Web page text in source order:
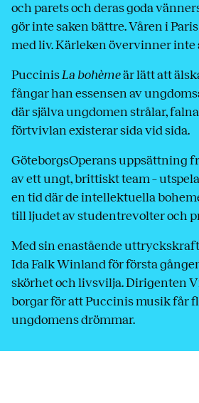
och parets och deras goda
gör inte saken bättre. Våren i
med liv. Kärleken övervinner inte
PuccinisLa bohèmeär lätt att
fångar han essensen av
där själva ungdomen strålar,
förtvivlan existerar sida vid sida.
GöteborgsOperans uppsättning
av ett ungt, brittiskt team –
en tid där de intellektuella
till ljudet av studentrevolter och
Med sin enastående
Ida Falk Winland för första
skörhet och livsvilja. Dirigenten
borgar för att Puccinis musik får
ungdomens drömmar.